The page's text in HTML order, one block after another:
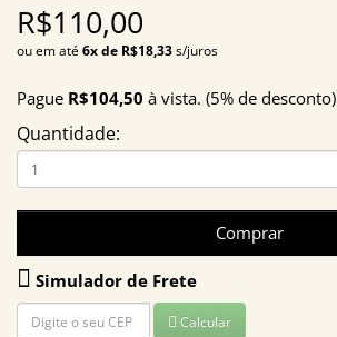
R$110,00
ou em até6x de R$18,33s/juros
Pague R$104,50 à vista. (5% de desconto)
Quantidade:
Comprar
Simulador de Frete
Calcular